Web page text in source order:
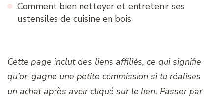
Comment bien nettoyer et entretenir ses
ustensiles de cuisine en bois
Cette page inclut des liens affiliés, ce qui signifie
qu’on gagne une petite commission si tu réalises
un achat après avoir cliqué sur le lien. Passer par